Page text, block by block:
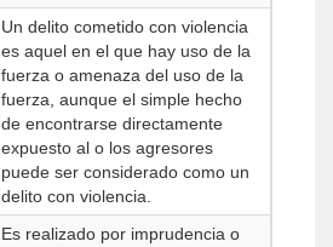
Un delito cometido con violencia
es aquel en el que hay uso de la
fuerza o amenaza del uso de la
fuerza, aunque el simple hecho
de encontrarse directamente
expuesto al o los agresores
puede ser considerado como un
delito con violencia.
Es realizado por imprudencia o